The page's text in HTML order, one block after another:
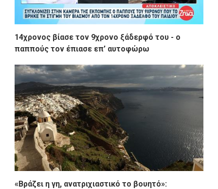
14χρονος βίασε τον 9χρονο ξάδερφό του - ο
παππούς τον έπιασε επ’ αυτοφώρω
«Βράζει η γη, ανατριχιαστικό το βουητό»: